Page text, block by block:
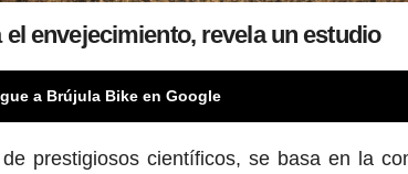
envejecimiento, revela un estudio
a Brújula Bike en Google
prestigiosos científicos, se basa en la